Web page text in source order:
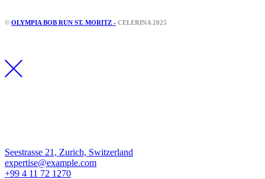
© OLYMPIA BOB RUN ST. MORITZ - CELERINA 2025
Seestrasse 21, Zurich, Switzerland
expertise@example.com
+99 4 11 72 1270